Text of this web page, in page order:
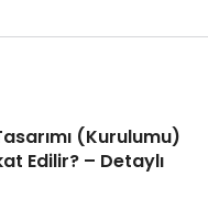
(Kurulumu)
Edilir? – Detaylı